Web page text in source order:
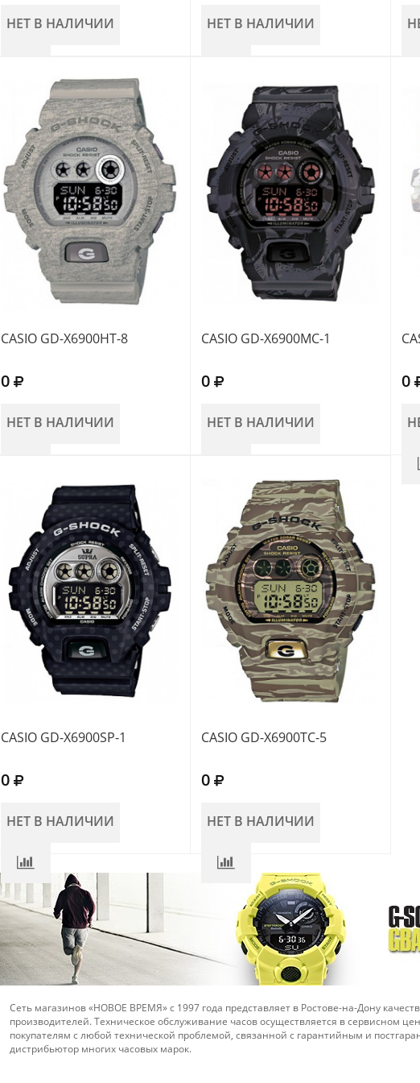
НЕТ В НАЛИЧИИ НЕТ В НАЛИЧИИ
CASIO GD-X6900HT-8
0
НЕТ В НАЛИЧИИ
CASIO GD-X6900MC-1
0
НЕТ В НАЛИЧИИ
0
CASIO GD-X6900SP-1
0
НЕТ В НАЛИЧИИ
CASIO GD-X6900TC-5
0
НЕТ В НАЛИЧИИ
Сеть магазинов «НОВОЕ ВРЕМЯ» с 1997 года представляет в Ростове-на-Дону
производителей. Техническое обслуживание часов осуществляется в сервисном
покупателям с любой технической проблемой, связанной с гарантийным и
дистрибьютор многих часовых марок.